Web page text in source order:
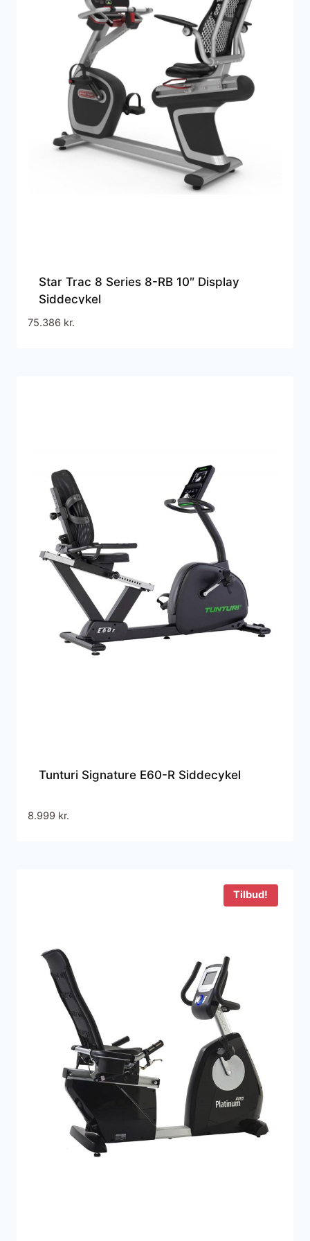
Star Trac 8 Series 8-RB 10″ Display
Siddecykel
75.386 kr.
Tunturi Signature E60-R Siddecykel
8.999 kr.
Tilbud!